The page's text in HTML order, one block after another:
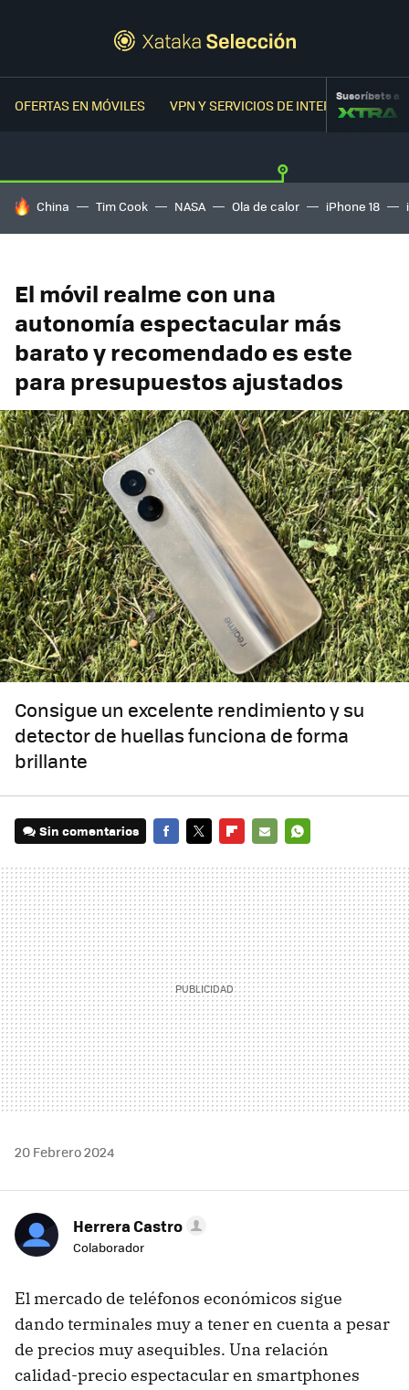
OFERTAS EN MÓVILES VPN Y SERVICIOS DE INTERNETSuscríbete a
HOY SE HABLA DE
China Tim Cook NASA Ola de calor iPhone 18
El móvil realme con una
autonomía espectacular más
barato y recomendado es este
para presupuestos ajustados
Consigue un excelente rendimiento y su
detector de huellas funciona de forma
brillante
Sin comentarios
MAIL
20 Febrero 2024
Herrera Castro
Colaborador
El mercado de teléfonos económicos sigue
dando terminales muy a tener en cuenta a pesar
de precios muy asequibles. Una relación
calidad-precio espectacular en smartphones